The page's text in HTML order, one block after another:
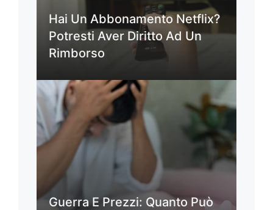
Hai Un Abbonamento Netflix?
Potresti Aver Diritto Ad Un
Rimborso
Guerra E Prezzi: Quanto Può